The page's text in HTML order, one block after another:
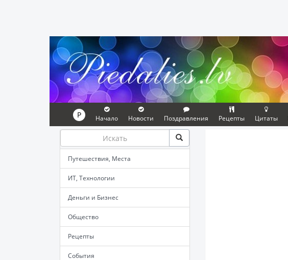
P Начало Новости Поздравления Рецепты Цитаты
Путешествия, Места
ИТ, Технологии
Деньги и Бизнес
Общество
Рецепты
События